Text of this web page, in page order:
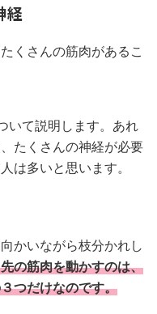
経
くさんの筋肉があるこ
いて説明します。あれ
たくさんの神経が必要
は多いと思います。
かいながら枝分かれし
の筋肉を動かすのは、
つだけなのです。